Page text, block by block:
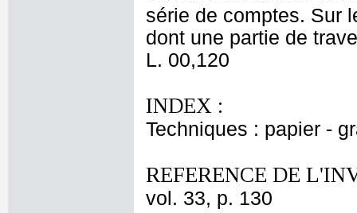
série de comptes. Sur
dont une partie de
L. 00,120
INDEX :
Techniques : papier -
REFERENCE DE
vol. 33, p. 130